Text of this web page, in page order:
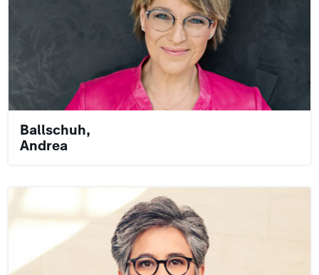
Ballschuh,
Andrea